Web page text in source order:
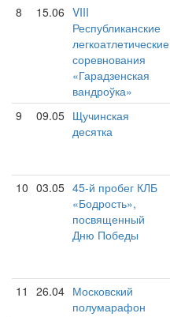
8 15.06 VIII
Республиканские
легкоатлетические
соревнования
«Гарадзенская
вандроўка»
9 09.05 Щучинская
десятка
10 03.05 45-й пробег КЛБ
«Бодрость»,
посвященный
Дню Победы
11 26.04 Московский
полумарафон